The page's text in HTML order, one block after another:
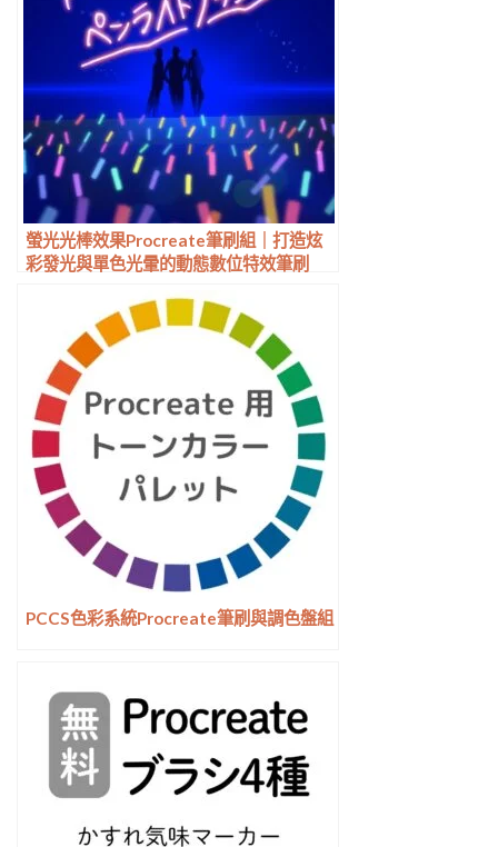
螢光光棒效果Procreate筆刷組｜打造炫
彩發光與單色光暈的動態數位特效筆刷
PCCS色彩系統Procreate筆刷與調色盤組